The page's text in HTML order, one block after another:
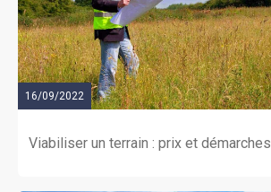
16/09/2022
Viabiliser un terrain : prix et démarches